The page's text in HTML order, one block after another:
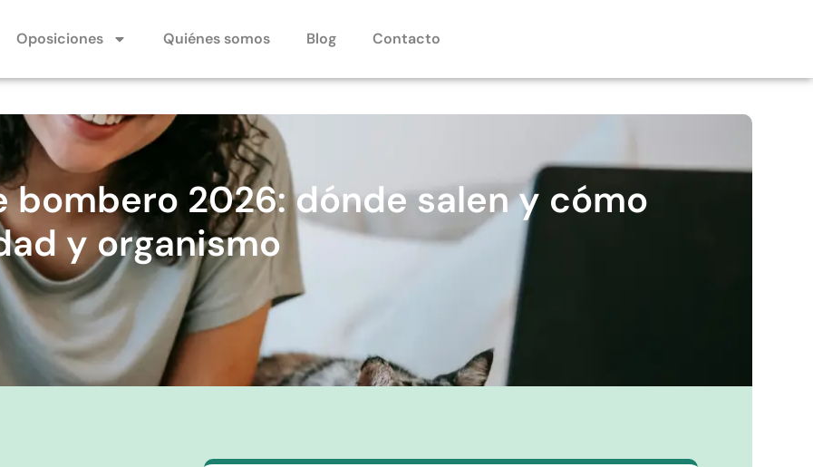
Oposiciones Quiénes somos Blog Contacto
bombero 2026: dónde salen y cómo
y organismo